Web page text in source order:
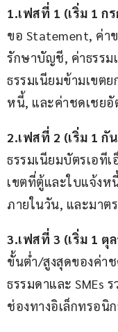
1.เฟสที่ 1 (เริ่ม 1 ก
ขอ Statement, ค่า
รักษาบัญชี, ค่าธรรม
ธรรมเนียมข้ามเขต
หนี้, และค่าชดเชยอั
2.เฟสที่ 2 (เริ่ม 1 กั
ธรรมเนียมบัตรเอที
เขตที่ตู้และใบแจ้งห
ภายในวัน, และมาต
3.เฟสที่ 3 (เริ่ม 1 ตุ
ขั้นต่ำ/สูงสุดของค่า
ธรรมดาและ SMEs
ช่องทางอิเล็กทรอนิ